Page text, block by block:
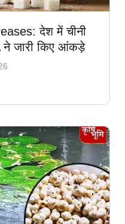
देश में चीनी
ने जारी किए आंकड़े